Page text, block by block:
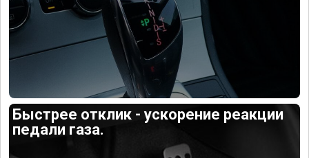
Быстрее отклик - ускорение реакции
педали газа.